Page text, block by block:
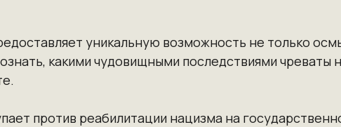
уникальную возможность не только
какими чудовищными последствиями чреваты
против реабилитации нацизма на